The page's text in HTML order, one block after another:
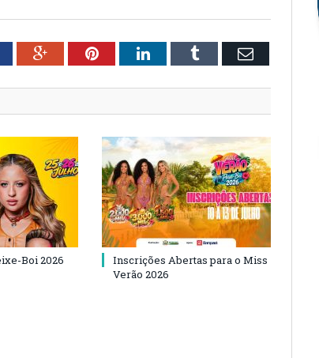
Google+PinterestLinkedInTumblr Email
Boi 2026
Inscrições Abertas para o Miss
Verão 2026